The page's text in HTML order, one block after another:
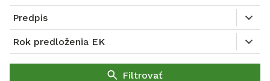
Predpis
Rok predloženia EK
Filtrovať